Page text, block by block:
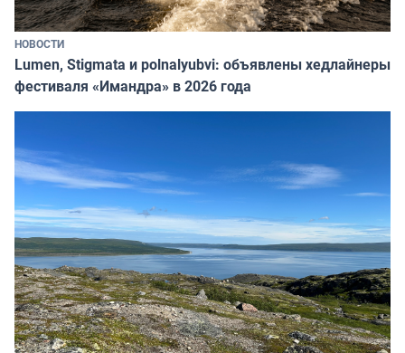
НОВОСТИ
Lumen, Stigmata и polnalyubvi: объявлены хедлайнеры
фестиваля «Имандра» в 2026 года